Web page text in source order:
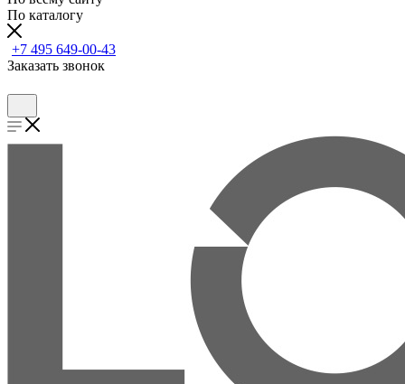
По каталогу
+7 495 649-00-43
Заказать звонок